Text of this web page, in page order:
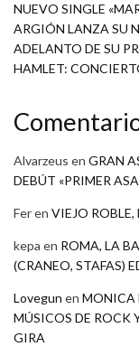
NUEVO SINGLE
ARGIÓN LANZA SU
ADELANTO DE SU
HAMLET:
Alvarzeus en GRAN
DEBÚT «PRIMER
Feren VIEJO ROBLE,
kepa en ROMA, LA
(CRANEO, STAFAS)
Lovegun en MONICA
MÚSICOS DE ROCK
GIRA